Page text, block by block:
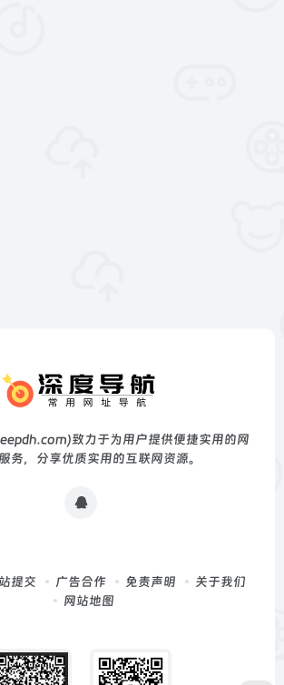
致力于为用户提供便捷实用的网
务，分享优质实用的互联网资源。
提交 广告合作 免责声明
关于我们
网站地图